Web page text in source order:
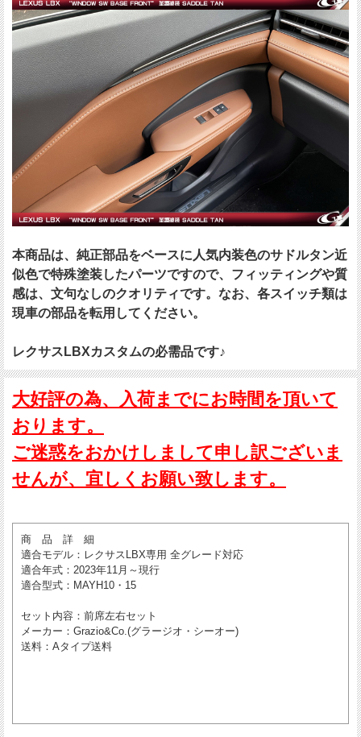
本商品は、純正部品をベースに人気内装色のサドルタン近
似色で特殊塗装したパーツですので、フィッティングや質
感は、文句なしのクオリティです。なお、各スイッチ類は
現車の部品を転用してください。
レクサスLBXカスタムの必需品です♪
大好評の為、入荷までにお時間を頂いて
おります。
ご迷惑をおかけしまして申し訳ございま
せんが、宜しくお願い致します。
商 品 詳 細
適合モデル ：レクサスLBX専用 全グレード対応
適合年式 ：2023年11月～現行
適合型式 ：MAYH10・15
セット内容 ：前席左右セット
メーカー ：Grazio&Co.(グラージオ・シーオー)
送料 ：Aタイプ送料